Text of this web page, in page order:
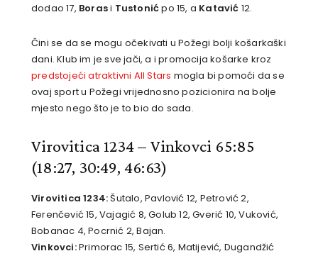
dodao 17, Borasi Tustonićpo 15, a Katavić 12.
Čini se da se mogu očekivati u Požegi bolji košarkaški
dani. Klub im je sve jači, a i promocija košarke kroz
predstojeći atraktivni All Stars mogla bi pomoći da se
ovaj sport u Požegi vrijednosno pozicionira na bolje
mjesto nego što je to bio do sada.
Virovitica 1234 – Vinkovci 65:85
(18:27, 30:49, 46:63)
Virovitica 1234:Šutalo, Pavlović 12, Petrović 2,
Ferenčević 15, Vajagić 8, Golub 12, Gverić 10, Vuković,
Bobanac 4, Pocrnić 2, Bajan.
Vinkovci:Primorac 15, Sertić 6, Matijević, Dugandžić